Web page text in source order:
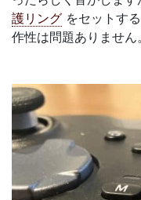
護リング をセットす
作性は問題ありません。